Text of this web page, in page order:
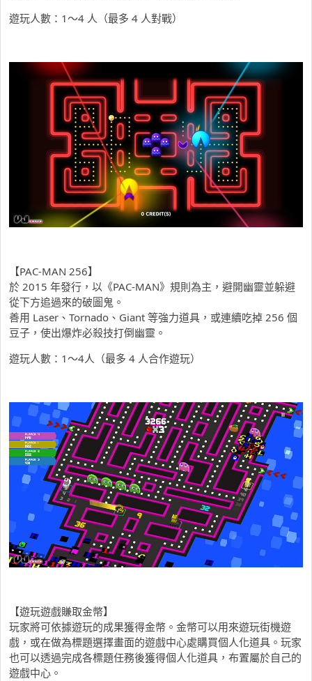
遊玩人數：1～4 人（最多 4 人對戰）
【PAC-MAN 256】
於 2015 年發行，以《PAC-MAN》規則為主，避開幽靈並躲避
從下方追過來的破圖鬼。
善用 Laser、Tornado、Giant 等強力道具，或連續吃掉 256 個
豆子，使出爆炸必殺技打倒幽靈。
遊玩人數：1～4人（最多 4 人合作遊玩）
【遊玩遊戲賺取金幣】
玩家將可依據遊玩的成果獲得金幣。金幣可以用來遊玩街機遊
戲，或在做為標題選擇畫面的遊戲中心處購買個人化道具。玩家
也可以透過完成各標題任務後獲得個人化道具，布置屬於自己的
遊戲中心。